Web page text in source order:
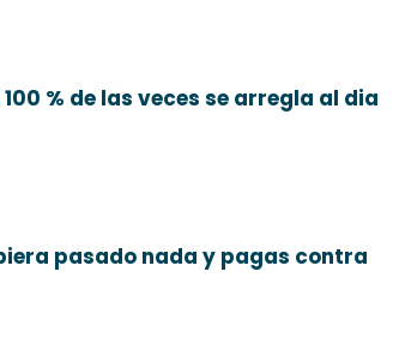
% de las veces se arregla al dia
pasado nada y pagas contra